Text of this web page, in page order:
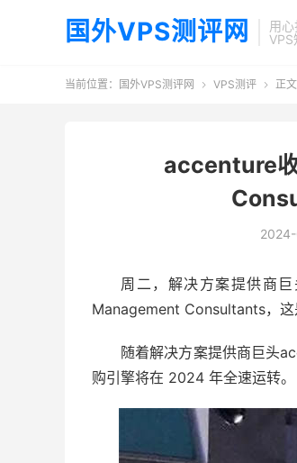
国外VPS测评网
用
VPS
当前位置： 国外VPS测评网  VPS测评  正文
accenture
周二，解决方案提供商
Management Consultants，这
随着解决方案提供商巨头
购引擎将在 2024 年全速运转。